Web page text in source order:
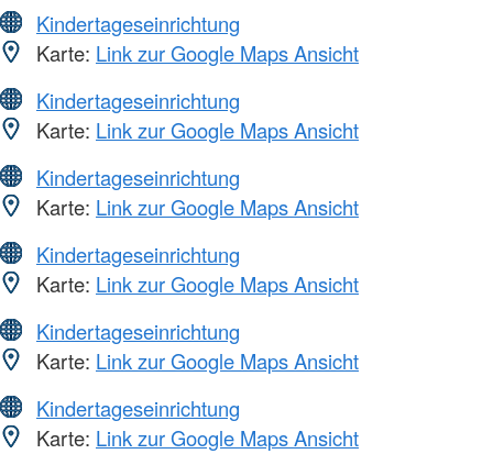
Kindertageseinrichtung
Karte: Link zur Google Maps Ansicht
Kindertageseinrichtung
Karte: Link zur Google Maps Ansicht
Kindertageseinrichtung
Karte: Link zur Google Maps Ansicht
Kindertageseinrichtung
Karte: Link zur Google Maps Ansicht
Kindertageseinrichtung
Karte: Link zur Google Maps Ansicht
Kindertageseinrichtung
Karte: Link zur Google Maps Ansicht